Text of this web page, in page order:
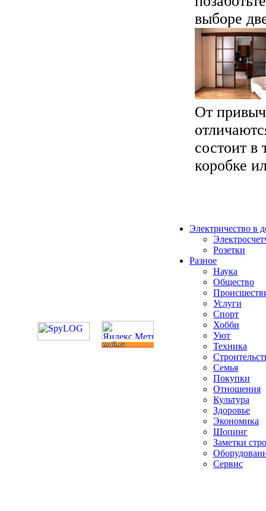
выборе
От
состоит в
коробке
Электричество в
Розетки
Разное
Наука
Общество
Услуги
Спорт
Хобби
Уют
Техника
Семья
Покупки
Отношения
Культура
Здоровье
Экономика
Шопинг
Заметки
Сервис